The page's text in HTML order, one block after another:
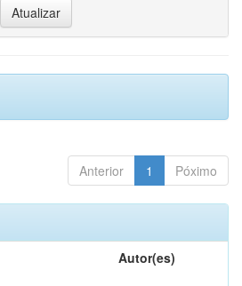
Anterior 1 Póximo
Autor(es)